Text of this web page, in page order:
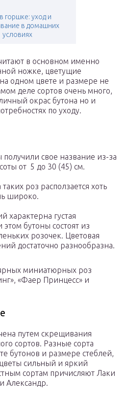
горшке: уход и
в домашних
условиях
в основном именно
ножке, цветущие
одном цвете и размере не
деле сортов очень много,
окрас бутона но и
по уходу.
свое название из-за
от 5 до 30 (45) см.
роз расползается хоть
широко.
характерна густая
этом бутоны состоят из
розочек. Цветовая
достаточно разнообразна.
миниатюрных роз
«Фаер Принцесс» и
путем скрещивания
сортов. Разные сорта
бутонов и размере стеблей,
сильный и яркий
сортам причисляют Лаки
Александр.